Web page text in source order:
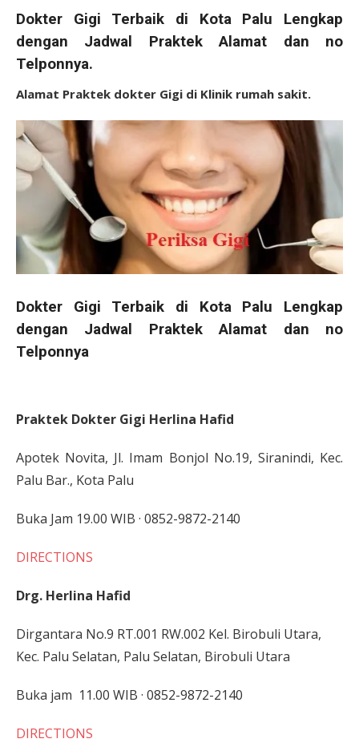
Dokter Gigi Terbaik di Kota Palu Lengkap
dengan Jadwal Praktek Alamat dan no
Telponnya.
Alamat Praktek dokter Gigi di Klinik rumah sakit.
Dokter Gigi Terbaik di Kota Palu Lengkap
dengan Jadwal Praktek Alamat dan no
Telponnya
Praktek Dokter Gigi Herlina Hafid
Apotek Novita, Jl. Imam Bonjol No.19, Siranindi, Kec.
Palu Bar., Kota Palu
Buka Jam 19.00 WIB · 0852-9872-2140
DIRECTIONS
Drg. Herlina Hafid
Dirgantara No.9 RT.001 RW.002 Kel. Birobuli Utara,
Kec. Palu Selatan, Palu Selatan, Birobuli Utara
Buka jam 11.00 WIB · 0852-9872-2140
DIRECTIONS